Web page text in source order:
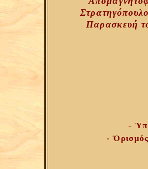
Παρασκευή
-
-